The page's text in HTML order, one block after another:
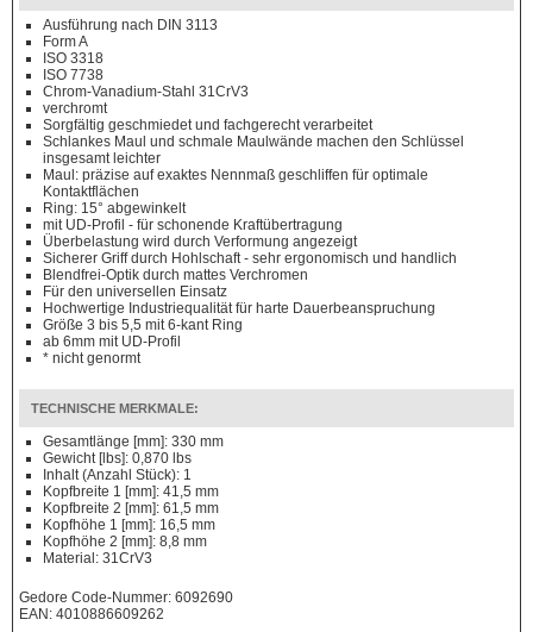
Ausführung nach DIN 3113
Form A
ISO 3318
ISO 7738
Chrom-Vanadium-Stahl 31CrV3
verchromt
Sorgfältig geschmiedet und fachgerecht verarbeitet
Schlankes Maul und schmale Maulwände machen den Schlüssel
insgesamt leichter
Maul: präzise auf exaktes Nennmaß geschliffen für optimale
Kontaktflächen
Ring: 15° abgewinkelt
mit UD-Profil - für schonende Kraftübertragung
Überbelastung wird durch Verformung angezeigt
Sicherer Griff durch Hohlschaft - sehr ergonomisch und handlich
Blendfrei-Optik durch mattes Verchromen
Für den universellen Einsatz
Hochwertige Industriequalität für harte Dauerbeanspruchung
Größe 3 bis 5,5 mit 6-kant Ring
ab 6mm mit UD-Profil
* nicht genormt
TECHNISCHE MERKMALE:
Gesamtlänge [mm]: 330 mm
Gewicht [lbs]: 0,870 lbs
Inhalt (Anzahl Stück): 1
Kopfbreite 1 [mm]: 41,5 mm
Kopfbreite 2 [mm]: 61,5 mm
Kopfhöhe 1 [mm]: 16,5 mm
Kopfhöhe 2 [mm]: 8,8 mm
Material: 31CrV3
Gedore Code-Nummer: 6092690
EAN: 4010886609262